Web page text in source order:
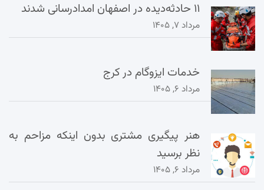
۱۱ حادثه‌دیده در اصفهان امدادرسانی شدند
مرداد ۷, ۱۴۰۵
خدمات ایزوگام در کرج
مرداد ۶, ۱۴۰۵
هنر پیگیری مشتری بدون اینکه مزاحم به
نظر برسید
مرداد ۶, ۱۴۰۵